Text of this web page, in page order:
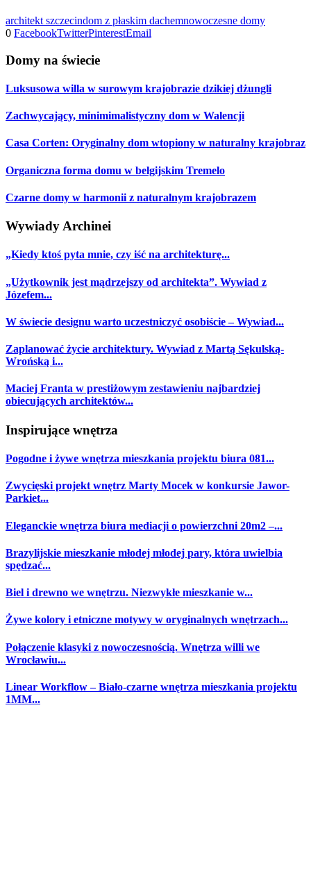
architekt szczecindom z płaskim dachemnowoczesne domy
0 FacebookTwitterPinterestEmail
Domy na świecie
Luksusowa willa w surowym krajobrazie dzikiej dżungli
Zachwycający, minimimalistyczny dom w Walencji
Casa Corten: Oryginalny dom wtopiony w naturalny krajobraz
Organiczna forma domu w belgijskim Tremelo
Czarne domy w harmonii z naturalnym krajobrazem
Wywiady Archinei
„Kiedy ktoś pyta mnie, czy iść na architekturę...
„Użytkownik jest mądrzejszy od architekta”. Wywiad z
Józefem...
W świecie designu warto uczestniczyć osobiście – Wywiad...
Zaplanować życie architektury. Wywiad z Martą Sękulską-
Wrońską i...
Maciej Franta w prestiżowym zestawieniu najbardziej
obiecujących architektów...
Inspirujące wnętrza
Pogodne i żywe wnętrza mieszkania projektu biura 081...
Zwycięski projekt wnętrz Marty Mocek w konkursie Jawor-
Parkiet...
Eleganckie wnętrza biura mediacji o powierzchni 20m2 –...
Brazylijskie mieszkanie młodej młodej pary, która uwielbia
spędzać...
Biel i drewno we wnętrzu. Niezwykłe mieszkanie w...
Żywe kolory i etniczne motywy w oryginalnych wnętrzach...
Połączenie klasyki z nowoczesnością. Wnętrza willi we
Wrocławiu...
Linear Workflow – Biało-czarne wnętrza mieszkania projektu
1MM...